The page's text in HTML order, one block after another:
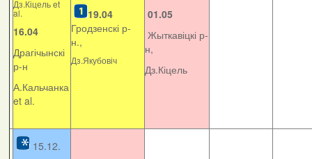
Дз.Кіцель et
al.
16.04
Драгічынскі
р-н
А.Кальчанка
et al.
19.04
Гродзенскі р-
н.,
Дз.Якубовіч
01.05
Жыткавіцкі р-
н,
Дз.Кіцель
15.12.